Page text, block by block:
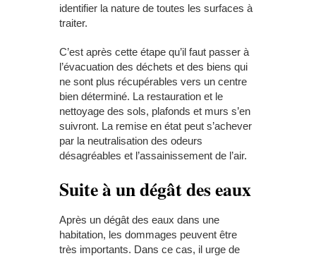
identifier la nature de toutes les surfaces à
traiter.
C’est après cette étape qu’il faut passer à
l’évacuation des déchets et des biens qui
ne sont plus récupérables vers un centre
bien déterminé. La restauration et le
nettoyage des sols, plafonds et murs s’en
suivront. La remise en état peut s’achever
par la neutralisation des odeurs
désagréables et l’assainissement de l’air.
Suite à un dégât des eaux
Après un dégât des eaux dans une
habitation, les dommages peuvent être
très importants. Dans ce cas, il urge de